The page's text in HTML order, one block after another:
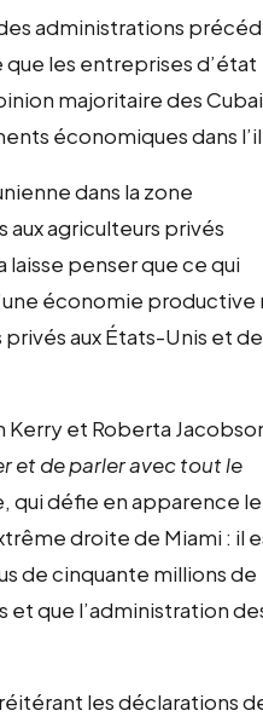
administrations
les entreprises d’état
majoritaire des
économiques dans
dans la zone
agriculteurs privés
penser que ce qui
économie productive
aux États-Unis et
Kerry et Roberta
et de parler avec tout le
qui défie en apparence le
droite de Miami : il
de cinquante millions de
et que l’administration
les déclarations